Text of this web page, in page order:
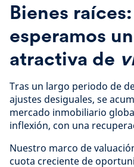
Bienes
esperamos
atractiva de
Tras un largo periodo de
ajustes desiguales, se
mercado inmobiliario
inflexión, con una
Nuestro marco de
cuota creciente de